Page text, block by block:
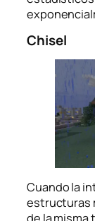
Chisel
Cuando la
estructuras